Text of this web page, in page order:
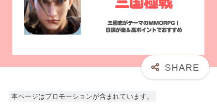
本ページはプロモーションが含まれています。